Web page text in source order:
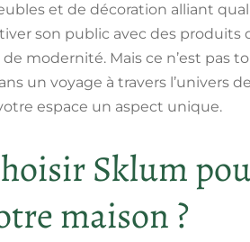
et de décoration alliant
son public avec des
modernité. Mais ce n’est pas
un voyage à travers
espace un aspect unique.
Sklum
maison ?